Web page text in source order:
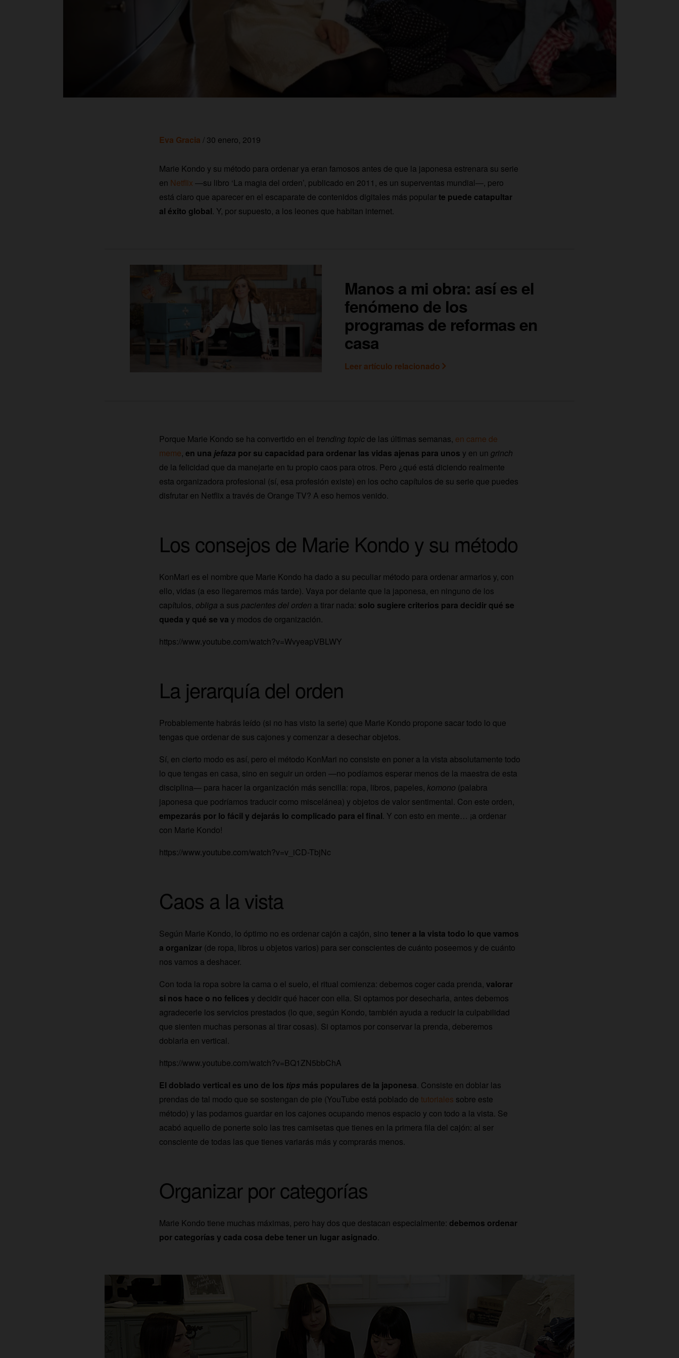
Eva Gracia / 30 enero, 2019
Marie Kondo y su método para ordenar ya eran famosos antes de que la japonesa estrenara su serie
en Netflix —su libro ‘La magia del orden’, publicado en 2011, es un superventas mundial—, pero
está claro que aparecer en el escaparate de contenidos digitales más popularte puede catapultar
al éxito global. Y, por supuesto, a los leones que habitan internet.
Manos a mi obra: así es el
fenómeno de los
programas de reformas en
casa
Leer artículo relacionado
Porque Marie Kondo se ha convertido en el trending topic de las últimas semanas, en carne de
meme, en una jefaza por su capacidad para ordenar las vidas ajenas para unos y en un grinch
de la felicidad que da manejarte en tu propio caos para otros. Pero ¿qué está diciendo realmente
esta organizadora profesional (sí, esa profesión existe) en los ocho capítulos de su serie que puedes
disfrutar en Netflix a través de Orange TV? A eso hemos venido.
Los consejos de Marie Kondo y su método
KonMari es el nombre que Marie Kondo ha dado a su peculiar método para ordenar armarios y, con
ello, vidas (a eso llegaremos más tarde). Vaya por delante que la japonesa, en ninguno de los
capítulos, obliga a sus pacientes del orden a tirar nada: solo sugiere criterios para decidir qué se
queda y qué se va y modos de organización.
https://www.youtube.com/watch?v=WvyeapVBLWY
La jerarquía del orden
Probablemente habrás leído (si no has visto la serie) que Marie Kondo propone sacar todo lo que
tengas que ordenar de sus cajones y comenzar a desechar objetos.
Sí, en cierto modo es así, pero el método KonMari no consiste en poner a la vista absolutamente todo
lo que tengas en casa, sino en seguir un orden —no podíamos esperar menos de la maestra de esta
disciplina— para hacer la organización más sencilla: ropa, libros, papeles, komono (palabra
japonesa que podríamos traducir como miscelánea) y objetos de valor sentimental. Con este orden,
empezarás por lo fácil y dejarás lo complicado para el final. Y con esto en mente… ¡a ordenar
con Marie Kondo!
https://www.youtube.com/watch?v=v_iCD-TbjNc
Caos a la vista
Según Marie Kondo, lo óptimo no es ordenar cajón a cajón, sino tener a la vista todo lo que vamos
a organizar (de ropa, libros u objetos varios) para ser conscientes de cuánto poseemos y de cuánto
nos vamos a deshacer.
Con toda la ropa sobre la cama o el suelo, el ritual comienza: debemos coger cada prenda, valorar
si nos hace o no felices y decidir qué hacer con ella. Si optamos por desecharla, antes debemos
agradecerle los servicios prestados (lo que, según Kondo, también ayuda a reducir la culpabilidad
que sienten muchas personas al tirar cosas). Si optamos por conservar la prenda, deberemos
doblarla en vertical.
https://www.youtube.com/watch?v=BQ1ZN5bbChA
El doblado vertical es uno de los tipsmás populares de la japonesa. Consiste en doblar las
prendas de tal modo que se sostengan de pie (YouTube está poblado de tutoriales sobre este
método) y las podamos guardar en los cajones ocupando menos espacio y con todo a la vista. Se
acabó aquello de ponerte solo las tres camisetas que tienes en la primera fila del cajón: al ser
consciente de todas las que tienes variarás más y comprarás menos.
Organizar por categorías
Marie Kondo tiene muchas máximas, pero hay dos que destacan especialmente: debemos ordenar
por categorías y cada cosa debe tener un lugar asignado.